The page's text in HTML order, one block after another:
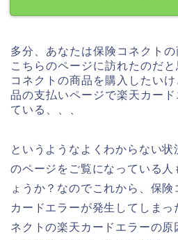
多分、あなたは保険コネクトの
こちらのページに訪れたのだ
コネクトの商品を購入したい
品の支払いページで楽天カー
ている、、、
というようなよくわからない状
のページをご覧になっている人
ょうか？なのでこれから、保
カードエラーが発生してしまっ
ネクトの楽天カードエラーの原